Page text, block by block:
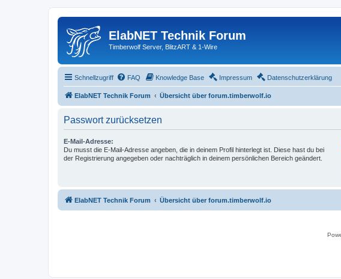
ElabNET Technik Forum
Timberwolf Server, BlitzART & 1-Wire
Schnellzugriff FAQ Knowledge Base Impressum Datenschutzerklärung
ElabNET Technik Forum Übersicht über forum.timberwolf.io
Passwort zurücksetzen
E-Mail-Adresse:
Du musst die E-Mail-Adresse angeben, die in deinem Profil hinterlegt ist. Diese hast du bei
der Registrierung angegeben oder nachträglich in deinem persönlichen Bereich geändert.
ElabNET Technik Forum Übersicht über forum.timberwolf.io